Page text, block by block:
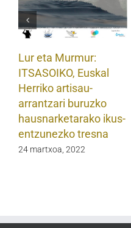
Lur eta Murmur:
ITSASOIKO, Euskal
Herriko artisau-
arrantzari buruzko
hausnarketarako ikus-
entzunezko tresna
24 martxoa, 2022